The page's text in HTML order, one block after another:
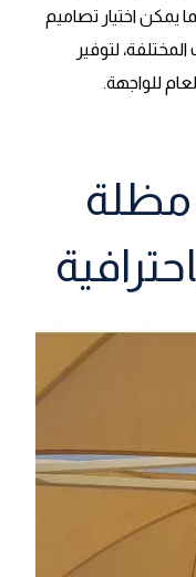
يمكن اختيار تصاميم
لتوفير
للواجهة.